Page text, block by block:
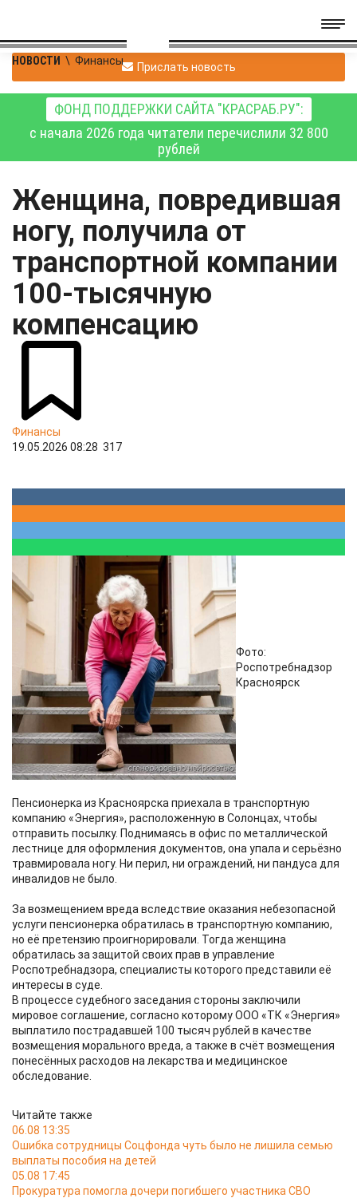
НОВОСТИ \ Финансы Прислать новость
ФОНД ПОДДЕРЖКИ САЙТА "КРАСРАБ.РУ":
с начала 2026 года читатели перечислили 32 800
рублей
Женщина, повредившая
ногу, получила от
транспортной компании
100-тысячную
компенсацию
Финансы
19.05.2026 08:28 317
Фото:
Роспотребнадзор
Красноярск
Пенсионерка из Красноярска приехала в транспортную
компанию «Энергия», расположенную в Солонцах, чтобы
отправить посылку. Поднимаясь в офис по металлической
лестнице для оформления документов, она упала и серьёзно
травмировала ногу. Ни перил, ни ограждений, ни пандуса для
инвалидов не было.
За возмещением вреда вследствие оказания небезопасной
услуги пенсионерка обратилась в транспортную компанию,
но её претензию проигнорировали. Тогда женщина
обратилась за защитой своих прав в управление
Роспотребнадзора, специалисты которого представили её
интересы в суде.
В процессе судебного заседания стороны заключили
мировое соглашение, согласно которому ООО «ТК «Энергия»
выплатило пострадавшей 100 тысяч рублей в качестве
возмещения морального вреда, а также в счёт возмещения
понесённых расходов на лекарства и медицинское
обследование.
Читайте также
06.08 13:35
Ошибка сотрудницы Соцфонда чуть было не лишила семью
выплаты пособия на детей
05.08 17:45
Прокуратура помогла дочери погибшего участника СВО